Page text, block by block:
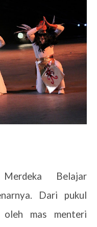
Belajar
Dari pukul
mas menteri